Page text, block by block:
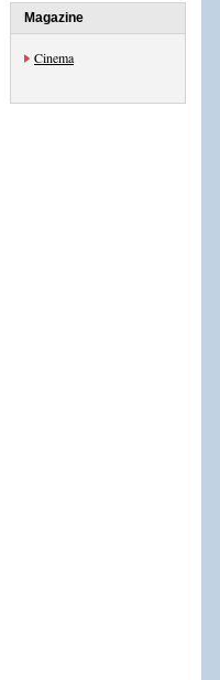
Magazine
Cinema